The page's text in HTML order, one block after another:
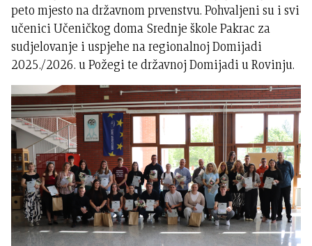
peto mjesto na državnom prvenstvu. Pohvaljeni su i svi
učenici Učeničkog doma Srednje škole Pakrac za
sudjelovanje i uspjehe na regionalnoj Domijadi
2025./2026. u Požegi te državnoj Domijadi u Rovinju.